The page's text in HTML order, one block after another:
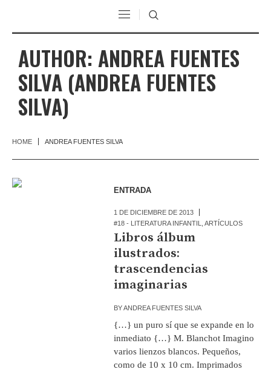
AUTHOR: ANDREA FUENTES
SILVA (ANDREA FUENTES
SILVA)
HOME ANDREA FUENTES SILVA
ENTRADA
1 DE DICIEMBRE DE 2013
#18 - LITERATURA INFANTIL
,ARTÍCULOS
Libros álbum
ilustrados:
trascendencias
imaginarias
BYANDREA FUENTES SILVA
{…} un puro sí que se expande en lo
inmediato {…} M. Blanchot Imagino
varios lienzos blancos. Pequeños,
como de 10 x 10 cm. Imprimados